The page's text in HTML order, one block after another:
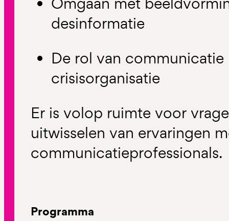
desinformatie
De rol van
crisisorganisatie
Er is volop ruimte voor
uitwisselen van ervaringen
communicatieprofessionals.
Programma